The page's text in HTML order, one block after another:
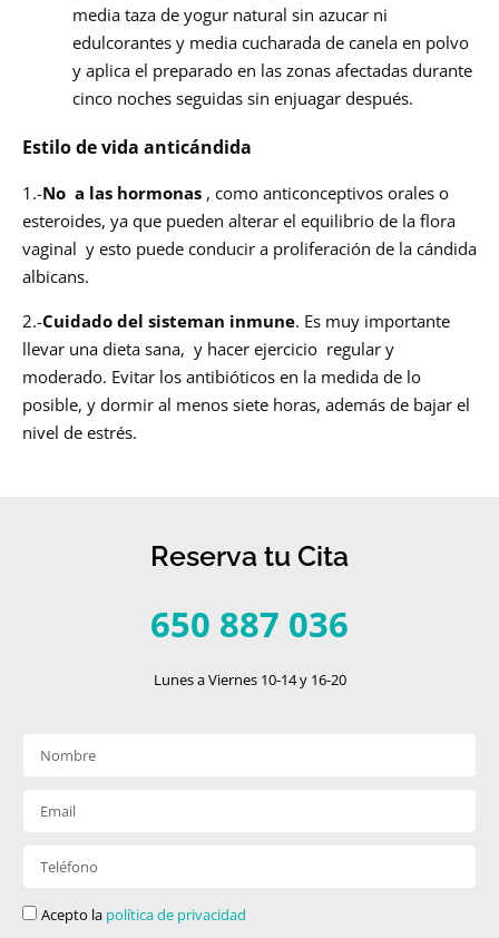
media taza de yogur natural sin azucar ni
edulcorantes y media cucharada de canela en polvo
y aplica el preparado en las zonas afectadas durante
cinco noches seguidas sin enjuagar después.
Estilo de vida anticándida
1.-No a las hormonas , como anticonceptivos orales o
esteroides, ya que pueden alterar el equilibrio de la flora
vaginal y esto puede conducir a proliferación de la cándida
albicans.
2.-Cuidado del sisteman inmune. Es muy importante
llevar una dieta sana, y hacer ejercicio regular y
moderado. Evitar los antibióticos en la medida de lo
posible, y dormir al menos siete horas, además de bajar el
nivel de estrés.
Reserva tu Cita
650 887 036
Lunes a Viernes 10-14 y 16-20
Acepto la política de privacidad